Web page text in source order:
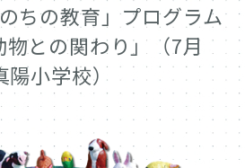
ちの教育」プログラム
との関わり」（7月
陽小学校）